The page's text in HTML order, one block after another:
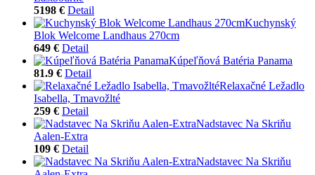
5198 € Detail
Kuchynský
Blok Welcome Landhaus 270cm
649 € Detail
Kúpeľňová Batéria Panama
81.9 € Detail
Relaxačné Ležadlo
Isabella, Tmavožlté
259 € Detail
Nadstavec Na Skriňu
Aalen-Extra
109 € Detail
Nadstavec Na Skriňu